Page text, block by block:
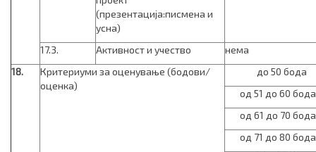
(презентација:писмена и
усна)
17.3. Активност и учество
нема
18.
Критериуми за оценување (бодови/
оценка)
до 50 бода
од 51 до 60 бода
од 61 до 70 бода
од 71 до 80 бода